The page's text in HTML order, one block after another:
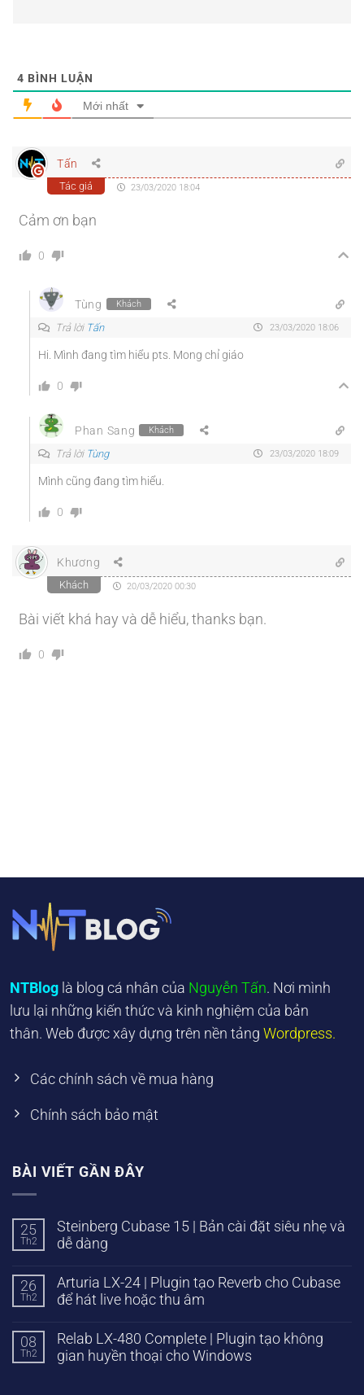
4 BÌNH LUẬN
Mới nhất
Tấn
Tác giả 23/03/2020 18:04
Cảm ơn bạn
0
Tùng Khách
Trả lời Tấn 23/03/2020 18:06
Hi. Mình đang tìm hiểu pts. Mong chỉ giáo
0
Phan Sang Khách
Trả lời Tùng 23/03/2020 18:09
Mình cũng đang tìm hiểu.
0
Khương
Khách 20/03/2020 00:30
Bài viết khá hay và dễ hiểu, thanks bạn.
0
NTBlog là blog cá nhân của Nguyễn Tấn. Nơi mình
lưu lại những kiến thức và kinh nghiệm của bản
thân. Web được xây dựng trên nền tảng Wordpress.
Các chính sách về mua hàng
Chính sách bảo mật
BÀI VIẾT GẦN ĐÂY
25
Th2
Steinberg Cubase 15 | Bản cài đặt siêu nhẹ và
dễ dàng
26
Th2
Arturia LX-24 | Plugin tạo Reverb cho Cubase
để hát live hoặc thu âm
08
Th2
Relab LX-480 Complete | Plugin tạo không
gian huyền thoại cho Windows